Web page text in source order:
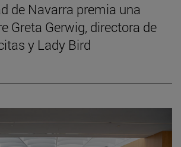
de Navarra premia una
Greta Gerwig, directora de
y Lady Bird